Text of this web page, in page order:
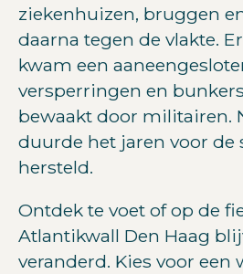
ziekenhuizen, bruggen
daarna tegen de vlakte.
kwam een
versperringen en
bewaakt door militairen.
duurde het jaren voor de
hersteld.
Ontdek te voet of op de
Atlantikwall Den Haag
veranderd. Kies voor een